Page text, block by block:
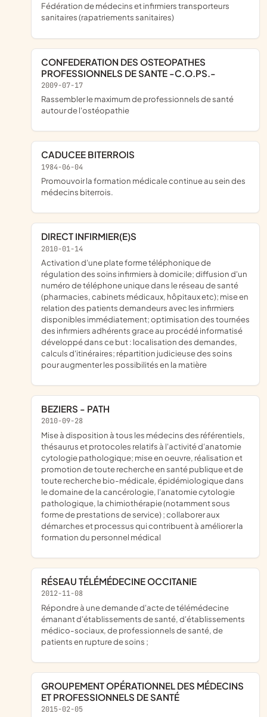
fédération de médecins et infirmiers transporteurs
sanitaires (rapatriements sanitaires)
CONFEDERATION DES OSTEOPATHES
PROFESSIONNELS DE SANTE -C.O.PS.-
2009-07-17
rassembler le maximum de professionnels de santé
autour de l'ostéopathie
CADUCEE BITERROIS
1984-06-04
promouvoir la formation médicale continue au sein des
médecins biterrois.
DIRECT INFIRMIER(E)S
2010-01-14
activation d'une plate forme téléphonique de
régulation des soins infirmiers à domicile; diffusion d'un
numéro de téléphone unique dans le réseau de santé
(pharmacies, cabinets médicaux, hôpitaux etc); mise en
relation des patients demandeurs avec les infirmiers
disponibles immédiatement; optimisation des tournées
des infirmiers adhérents grace au procédé informatisé
développé dans ce but : localisation des demandes,
calculs d'itinéraires; répartition judicieuse des soins
pour augmenter les possibilités en la matière
BEZIERS - PATH
2010-09-28
mise à disposition à tous les médecins des référentiels,
thésaurus et protocoles relatifs à l'activité d'anatomie
cytologie pathologique; mise en oeuvre, réalisation et
promotion de toute recherche en santé publique et de
toute recherche bio-médicale, épidémiologique dans
le domaine de la cancérologie, l'anatomie cytologie
pathologique, la chimiothérapie (notamment sous
forme de prestations de service) ; collaborer aux
démarches et processus qui contribuent à améliorer la
formation du personnel médical
RÉSEAU TÉLÉMÉDECINE OCCITANIE
2012-11-08
répondre à une demande d'acte de télémédecine
émanant d'établissements de santé, d'établissements
médico-sociaux, de professionnels de santé, de
patients en rupture de soins ;
GROUPEMENT OPÉRATIONNEL DES MÉDECINS
ET PROFESSIONNELS DE SANTÉ
2015-02-05